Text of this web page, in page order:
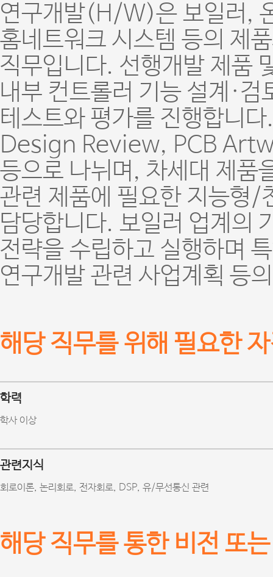
연구개발(H/W)은 보일러,
홈네트워크 시스템 등의 제
직무입니다. 선행개발 제품
내부 컨트롤러 기능 설계·
테스트와 평가를 진행합니
Design Review, PCB
등으로 나뉘며, 차세대 제품
관련 제품에 필요한 지능형/
담당합니다. 보일러 업계의
전략을 수립하고 실행하며
연구개발 관련 사업계획 등
해당 직무를 위해 필요한
학력
학사 이상
관련지식
회로이론, 논리회로, 전자회로, DSP, 유/무선통신 관련
해당 직무를 통한 비전 또